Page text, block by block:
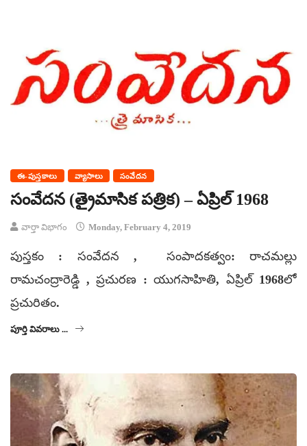
ఈ-పుస్తకాలు వ్యాసాలు సంవేదన
సంవేదన (త్రైమాసిక పత్రిక) – ఏప్రిల్ 1968
వార్తా విభాగం Monday, February 4, 2019
పుస్తకం : సంవేదన , సంపాదకత్వం: రాచమల్లు
రామచంద్రారెడ్డి , ప్రచురణ : యుగసాహితి, ఏప్రిల్ 1968లో
ప్రచురితం.
పూర్తి వివరాలు ...